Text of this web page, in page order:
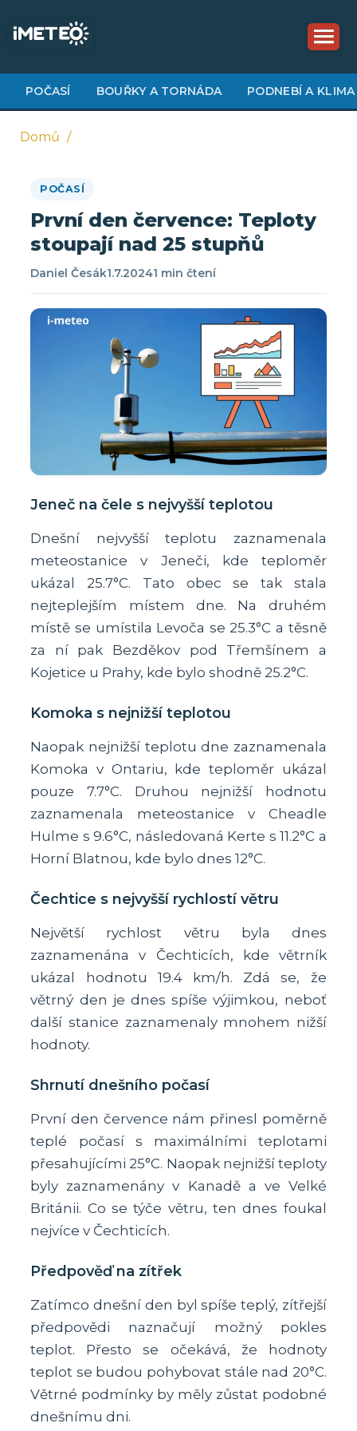
obsahu
POČASÍ BOUŘKY A TORNÁDA PODNEBÍ A KLIMA
navigace
Domů
POČASÍ
První den července: Teploty
stoupají nad 25 stupňů
Daniel Česák1.7.20241 min čtení
Jeneč na čele s nejvyšší teplotou
Dnešní nejvyšší teplotu zaznamenala
meteostanice v Jeneči, kde teploměr
ukázal 25.7°C. Tato obec se tak stala
nejteplejším místem dne. Na druhém
místě se umístila Levoča se 25.3°C a těsně
za ní pak Bezděkov pod Třemšínem a
Kojetice u Prahy, kde bylo shodně 25.2°C.
Komoka s nejnižší teplotou
Naopak nejnižší teplotu dne zaznamenala
Komoka v Ontariu, kde teploměr ukázal
pouze 7.7°C. Druhou nejnižší hodnotu
zaznamenala meteostanice v Cheadle
Hulme s 9.6°C, následovaná Kerte s 11.2°C a
Horní Blatnou, kde bylo dnes 12°C.
Čechtice s nejvyšší rychlostí větru
Největší rychlost větru byla dnes
zaznamenána v Čechticích, kde větrník
ukázal hodnotu 19.4 km/h. Zdá se, že
větrný den je dnes spíše výjimkou, neboť
další stanice zaznamenaly mnohem nižší
hodnoty.
Shrnutí dnešního počasí
První den července nám přinesl poměrně
teplé počasí s maximálními teplotami
přesahujícími 25°C. Naopak nejnižší teploty
byly zaznamenány v Kanadě a ve Velké
Británii. Co se týče větru, ten dnes foukal
nejvíce v Čechticích.
Předpověď na zítřek
Zatímco dnešní den byl spíše teplý, zítřejší
předpovědi naznačují možný pokles
teplot. Přesto se očekává, že hodnoty
teplot se budou pohybovat stále nad 20°C.
Větrné podmínky by měly zůstat podobné
dnešnímu dni.